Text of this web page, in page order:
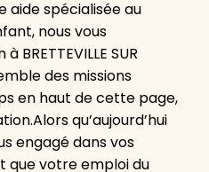
aide spécialisée au
nous vous
BRETTEVILLE SUR
des missions
en haut de cette page,
qu’aujourd’hui
engagé dans vos
que votre emploi du